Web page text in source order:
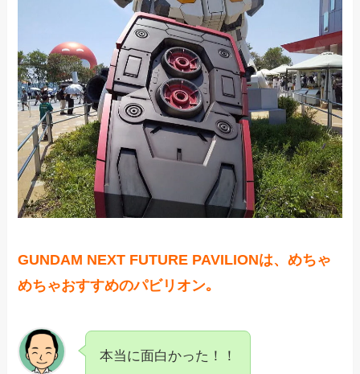
GUNDAM NEXT FUTURE PAVILIONは、めちゃ
めちゃおすすめのパビリオン｡
本当に面白かった！！